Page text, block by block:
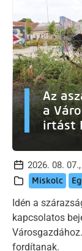
Az
a
irtást
2026. 08.
Miskolc
Idén a
kapcsolatos
fordítanak.